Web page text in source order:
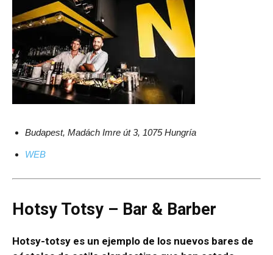
Budapest, Madách Imre út 3, 1075 Hungría
WEB
Hotsy Totsy – Bar & Barber
Hotsy-totsy es un ejemplo de los nuevos bares de